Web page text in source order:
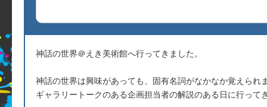
神話の世界＠えき美術館へ行ってきました。
神話の世界は興味があっても、固有名詞がなかなか覚えられ
ギャラリートークのある企画担当者の解説のある日に行って